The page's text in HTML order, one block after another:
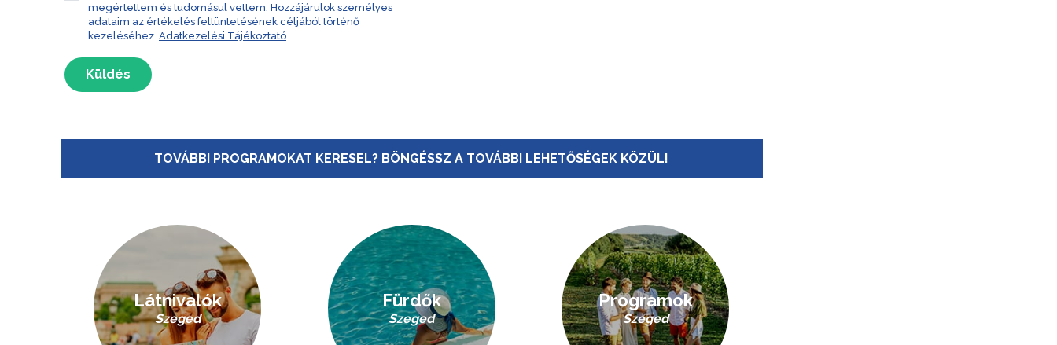
megértettem és tudomásul vettem. Hozzájárulok személyes
adataim az értékelés feltüntetésének céljából történő
kezeléséhez. Adatkezelési Tájékoztató
Küldés
TOVÁBBI PROGRAMOKAT KERESEL? BÖNGÉSSZ A TOVÁBBI LEHETŐSÉGEK KÖZÜL!
Látnivalók
Szeged
Fürdők
Szeged
Programok
Szeged